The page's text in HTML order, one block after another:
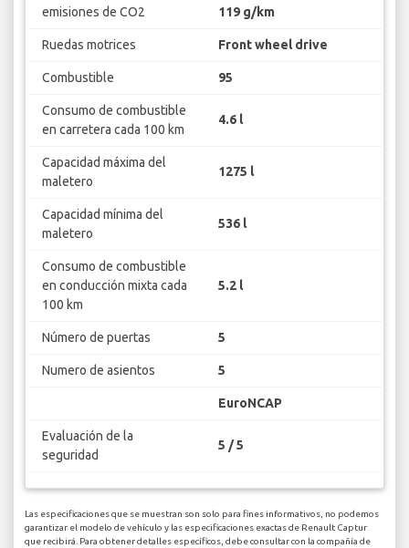
emisiones de CO2 119 g/km
Ruedas motrices Front wheel drive
Combustible 95
Consumo de combustible
en carretera cada 100 km
4.6 l
Capacidad máxima del
maletero
1275 l
Capacidad mínima del
maletero
536 l
Consumo de combustible
en conducción mixta cada
100 km
5.2 l
Número de puertas 5
Numero de asientos 5
EuroNCAP
Evaluación de la
seguridad
5 / 5
Las especificaciones que se muestran son solo para fines informativos, no podemos
garantizar el modelo de vehículo y las especificaciones exactas de Renault Captur
que recibirá. Para obtener detalles específicos, debe consultar con la compañía de